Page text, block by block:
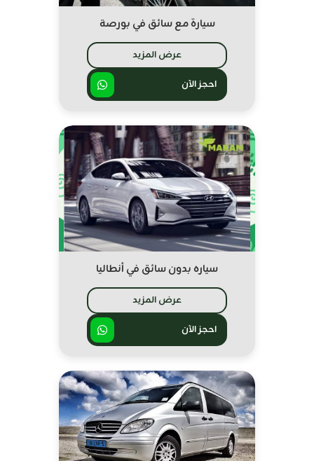
سيارة مع سائق في بورصة
عرض المزيد
احجز الآن
سياره بدون سائق في أنطاليا
عرض المزيد
احجز الآن